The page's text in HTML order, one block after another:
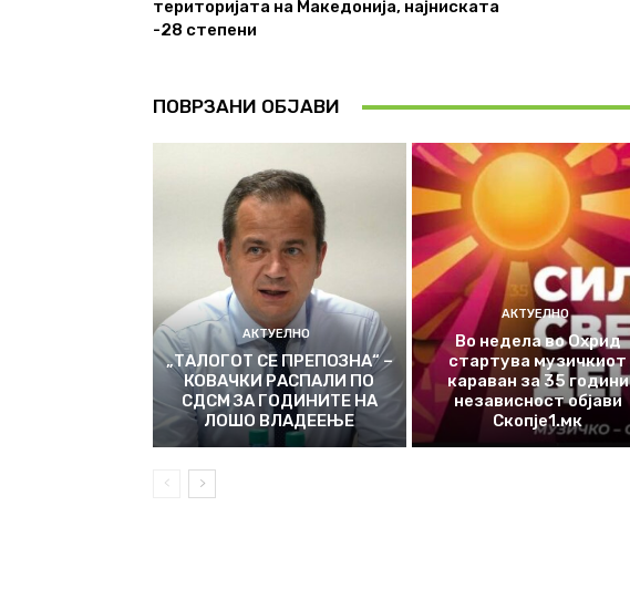
територијата на Македонија, најниската
-28 степени
ПОВРЗАНИ ОБЈАВИ
АКТУЕЛНО
„ТАЛОГОТ СЕ ПРЕПОЗНА“ –
КОВАЧКИ РАСПАЛИ ПО
СДСМ ЗА ГОДИНИТЕ НА
ЛОШО ВЛАДЕЕЊЕ
АКТУЕЛНО
Во недела во Охрид
стартува музичкиот
караван за 35 години
независност објави
Скопје1.мк